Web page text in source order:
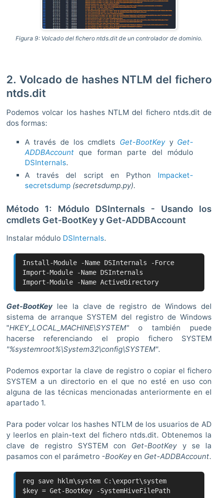
Figura 9: Volcado del fichero ntds.dit de un controlador de dominio.
2. Volcado de hashes NTLM del fichero
ntds.dit
Podemos volcar los hashes NTLM del fichero ntds.dit de
dos formas:
A través de los cmdlets Get-BootKeyy Get-
ADDBAccountque forman parte del módulo
DSInternals.
A través del script en Python Impacket-
secretsdump (secretsdump.py).
Método 1: Módulo DSInternals - Usando los
cmdlets Get-BootKey y Get-ADDBAccount
Instalar módulo DSInternals.
Install-Module -Name DSInternals -Force
Import-Module -Name DSInternals
Import-Module -Name ActiveDirectory
Get-BootKey lee la clave de registro de Windows del
sistema de arranque SYSTEM del registro de Windows
"HKEY_LOCAL_MACHINE\SYSTEM" o también puede
hacerse referenciando el propio fichero SYSTEM
"%systemroot%\System32\config\SYSTEM".
Podemos exportar la clave de registro o copiar el fichero
SYSTEM a un directorio en el que no esté en uso con
alguna de las técnicas mencionadas anteriormente en el
apartado 1.
Para poder volcar los hashes NTLM de los usuarios de AD
y leerlos en plain-text del fichero ntds.dit. Obtenemos la
clave de registro SYSTEM con Get-BootKeyy se la
pasamos con el parámetro -BooKeyen Get-ADDBAccount.
reg save hklm\system C:\export\system
$key = Get-BootKey -SystemHiveFilePath